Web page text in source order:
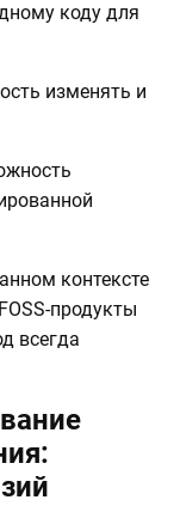
коду для
изменять и
контексте
продукты
всегда